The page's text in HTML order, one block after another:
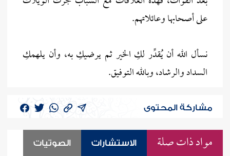
على أصحابها وعائلاتهم.
نسأل الله أن يُقدِّر لكِ الخير ثم يرضيكِ به، وأن يلهمكِ
السداد والرشاد، وبالله التوفيق.
مشاركة المحتوى
مواد ذات صلة الاستشارات الصوتيات